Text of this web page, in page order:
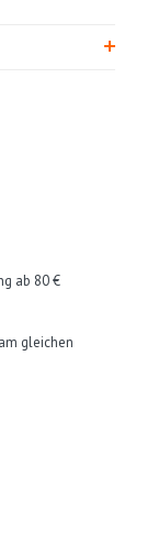
ab 80 €
gleichen